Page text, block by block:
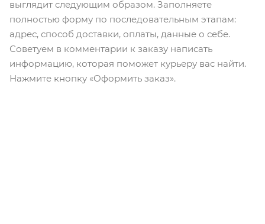
выглядит следующим образом. Заполняете
полностью форму по последовательным этапам:
адрес, способ доставки, оплаты, данные о себе.
Советуем в комментарии к заказу написать
информацию, которая поможет курьеру вас найти.
Нажмите кнопку «Оформить заказ».